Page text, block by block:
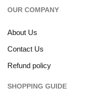
OUR COMPANY
About Us
Contact Us
Refund policy
SHOPPING GUIDE